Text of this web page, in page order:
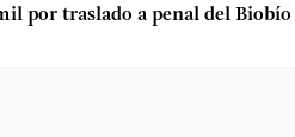
por traslado a penal del Biobío